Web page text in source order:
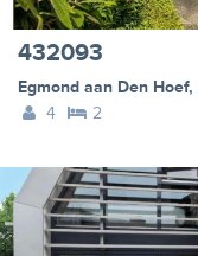
432093
Egmond aan Den Hoef,
4
2